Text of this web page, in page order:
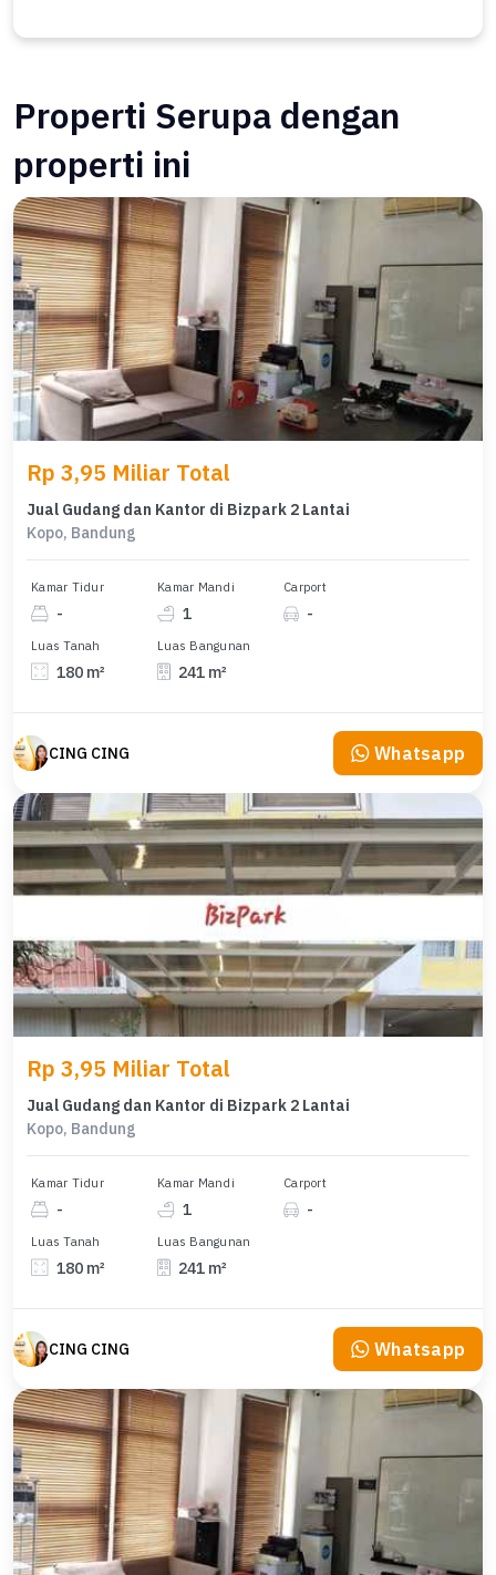
Properti Serupa dengan
properti ini
Rp 3,95 Miliar Total
Jual Gudang dan Kantor di Bizpark 2 Lantai
Kopo, Bandung
Kamar Tidur
-
Kamar Mandi
1
Carport
-
Luas Tanah
180 m²
Luas Bangunan
241 m²
CING CING Whatsapp
Rp 3,95 Miliar Total
Jual Gudang dan Kantor di Bizpark 2 Lantai
Kopo, Bandung
Kamar Tidur
-
Kamar Mandi
1
Carport
-
Luas Tanah
180 m²
Luas Bangunan
241 m²
CING CING Whatsapp